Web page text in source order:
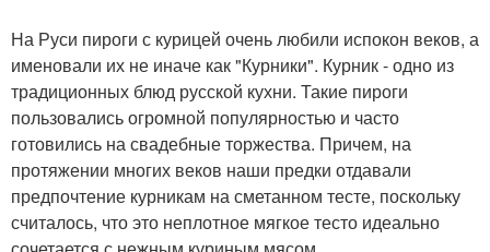
На Руси пироги с курицей очень любили испокон веков, а
именовали их не иначе как "Курники". Курник - одно из
традиционных блюд русской кухни. Такие пироги
пользовались огромной популярностью и часто
готовились на свадебные торжества. Причем, на
протяжении многих веков наши предки отдавали
предпочтение курникам на сметанном тесте, поскольку
считалось, что это неплотное мягкое тесто идеально